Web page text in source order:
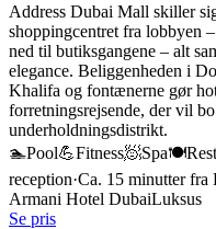
Address Dubai Mall skiller
shoppingcentret fra lobbyen
ned til butiksgangene – alt
elegance. Beliggenheden i
Khalifa og fontænerne gør
forretningsrejsende, der vil
underholdningsdistrikt.
🏊Pool💪Fitness🧖Spa🍽️
reception·Ca. 15 minutter
Armani Hotel DubaiLuksus
Se pris